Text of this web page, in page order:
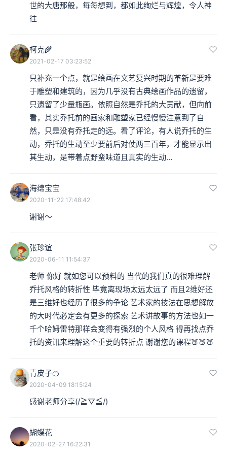
世的大唐那般，每每想到，都如此绚烂与辉煌，令人神
往
柯克🌾
2021-02-17 03:23:52
只补充一个点，就是绘画在文艺复兴时期的革新是要难
于雕塑和建筑的，因为几乎没有古典绘画作品的遗留，
只遗留了少量瓶画。依照自然是乔托的大贡献，但向前
看，其实乔托前的画家和雕塑家已经慢慢注意到了自
然，只是没有乔托走的远。看了评论，有人说乔托的生
动，乔托的生动至少要前后对仗两三百年，才能显示出
其生动，是带着点野蛮味道且真实的生动…
海绵宝宝
2020-11-22 17:48:42
谢谢～
张珍谊
2020-06-11 11:54:37
老师 你好 就如您可以预料的 当代的我们真的很难理解
乔托风格的转折性 毕竟离现场太远太远了 而且2维好还
是三维好也经历了很多的争论 艺术家的技法在思想解放
的大时代必定会有更多的探索 艺术讲故事的方法也如一
千个哈姆雷特那样会变得有强烈的个人风格 得再找点乔
托的资讯来理解这个重要的转折点 谢谢您的课程🍑🍑🍑
青皮子🍊
2020-04-09 18:15:24
感谢老师分享(/≧▽≦/)
蝴蝶花
2020-02-27 16:22:31